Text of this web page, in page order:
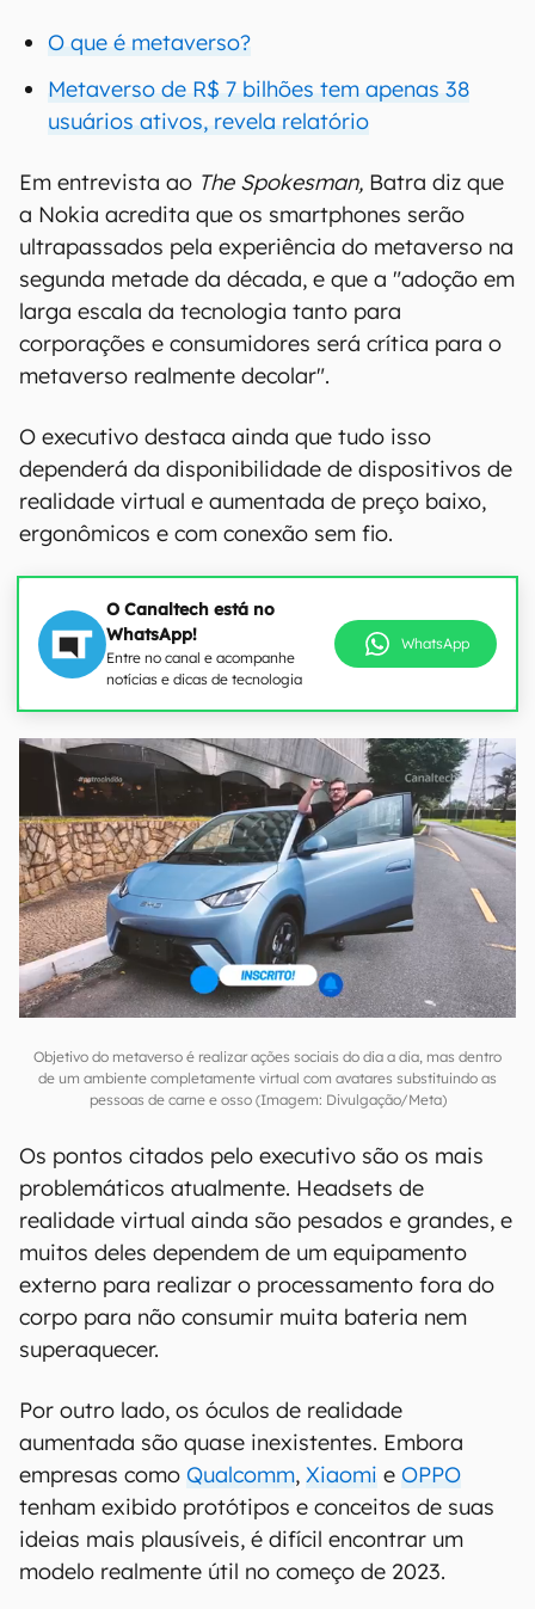
O que é metaverso?
Metaverso de R$ 7 bilhões tem apenas 38
usuários ativos, revela relatório
Em entrevista ao The Spokesman, Batra diz que
a Nokia acredita que os smartphones serão
ultrapassados pela experiência do metaverso na
segunda metade da década, e que a "adoção em
larga escala da tecnologia tanto para
corporações e consumidores será crítica para o
metaverso realmente decolar".
O executivo destaca ainda que tudo isso
dependerá da disponibilidade de dispositivos de
realidade virtual e aumentada de preço baixo,
ergonômicos e com conexão sem fio.
O Canaltech está no
WhatsApp!
Entre no canal e acompanhe
notícias e dicas de tecnologia
WhatsApp
Objetivo do metaverso é realizar ações sociais do dia a dia, mas dentro
de um ambiente completamente virtual com avatares substituindo as
pessoas de carne e osso (Imagem: Divulgação/Meta)
Os pontos citados pelo executivo são os mais
problemáticos atualmente. Headsets de
realidade virtual ainda são pesados e grandes, e
muitos deles dependem de um equipamento
externo para realizar o processamento fora do
corpo para não consumir muita bateria nem
superaquecer.
Por outro lado, os óculos de realidade
aumentada são quase inexistentes. Embora
empresas como Qualcomm, Xiaomi e OPPO
tenham exibido protótipos e conceitos de suas
ideias mais plausíveis, é difícil encontrar um
modelo realmente útil no começo de 2023.